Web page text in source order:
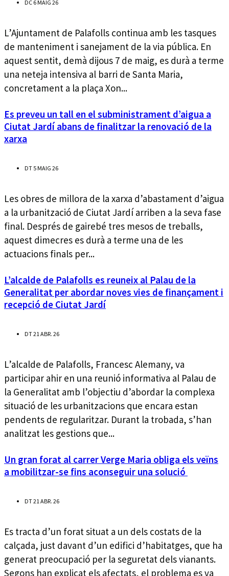
DC 6 MAIG 26
L’Ajuntament de Palafolls continua amb les tasques
de manteniment i sanejament de la via pública. En
aquest sentit, demà dijous 7 de maig, es durà a terme
una neteja intensiva al barri de Santa Maria,
concretament a la plaça Xon...
Es preveu un tall en el subministrament d’aigua a
Ciutat Jardí abans de finalitzar la renovació de la
xarxa
DT 5 MAIG 26
Les obres de millora de la xarxa d’abastament d’aigua
a la urbanització de Ciutat Jardí arriben a la seva fase
final. Després de gairebé tres mesos de treballs,
aquest dimecres es durà a terme una de les
actuacions finals per...
L’alcalde de Palafolls es reuneix al Palau de la
Generalitat per abordar noves vies de finançament i
recepció de Ciutat Jardí
DT 21 ABR. 26
L’alcalde de Palafolls, Francesc Alemany, va
participar ahir en una reunió informativa al Palau de
la Generalitat amb l’objectiu d’abordar la complexa
situació de les urbanitzacions que encara estan
pendents de regularitzar. Durant la trobada, s’han
analitzat les gestions que...
Un gran forat al carrer Verge Maria obliga els veïns
a mobilitzar-se fins aconseguir una solució
DT 21 ABR. 26
Es tracta d’un forat situat a un dels costats de la
calçada, just davant d’un edifici d’habitatges, que ha
generat preocupació per la seguretat dels vianants.
Segons han explicat els afectats, el problema es va